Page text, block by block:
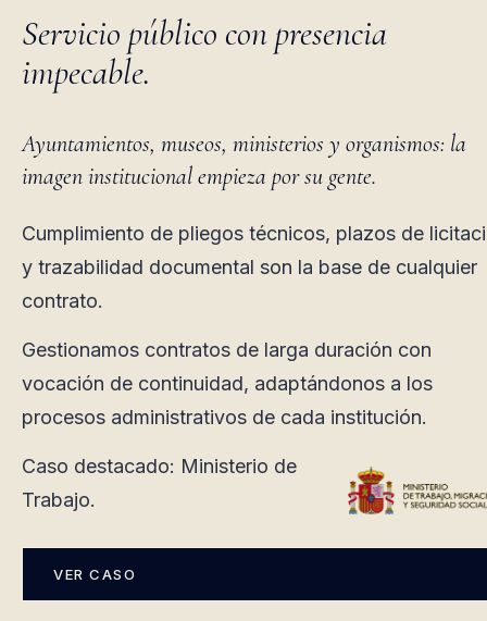
Servicio público con presencia
impecable.
Ayuntamientos, museos, ministerios y organismos: la
imagen institucional empieza por su gente.
Cumplimiento de pliegos técnicos, plazos de
y trazabilidad documental son la base de cualquier
contrato.
Gestionamos contratos de larga duración con
vocación de continuidad, adaptándonos a los
procesos administrativos de cada institución.
Caso destacado: Ministerio de
Trabajo.
VER CASO